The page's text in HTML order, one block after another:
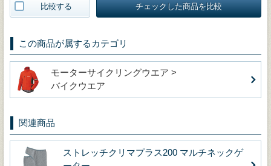
比較する チェックした商品を比較
この商品が属するカテゴリ
モーターサイクリングウエア >
バイクウエア
関連商品
ストレッチクリマプラス200 マルチネックゲ